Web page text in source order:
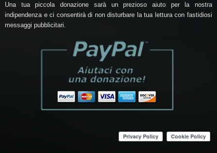
Una tua piccola donazione sarà un prezioso aiuto per la nostra
indipendenza e ci consentirà di non disturbare la tua lettura con fastidiosi
messaggi pubblicitari.